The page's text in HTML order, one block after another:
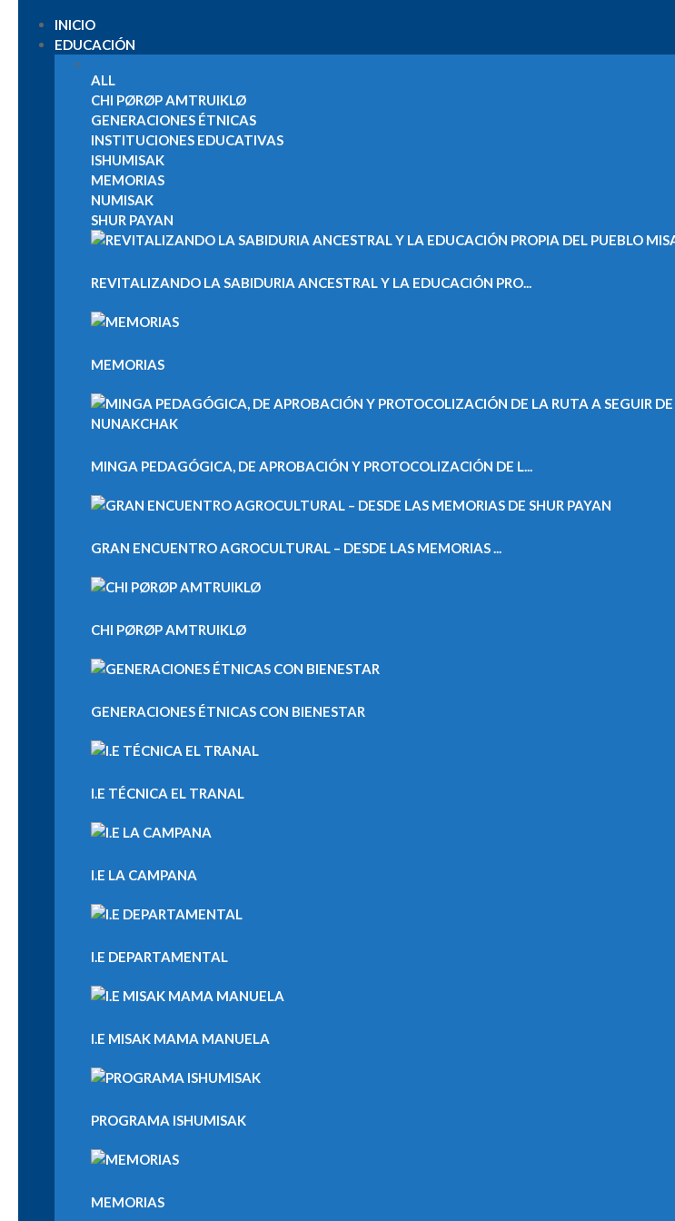
INICIO
EDUCACIÓN
ALL
CHI PØRØP AMTRUIKLØ
GENERACIONES ÉTNICAS
INSTITUCIONES EDUCATIVAS
ISHUMISAK
MEMORIAS
NUMISAK
SHUR PAYAN
REVITALIZANDO LA SABIDURIA ANCESTRAL Y LA EDUCACIÓN PRO...
MEMORIAS
MINGA PEDAGÓGICA, DE APROBACIÓN Y PROTOCOLIZACIÓN DE L...
GRAN ENCUENTRO AGROCULTURAL – DESDE LAS MEMORIAS ...
CHI PØRØP AMTRUIKLØ
GENERACIONES ÉTNICAS CON BIENESTAR
I.E TÉCNICA EL TRANAL
I.E LA CAMPANA
I.E DEPARTAMENTAL
I.E MISAK MAMA MANUELA
PROGRAMA ISHUMISAK
MEMORIAS